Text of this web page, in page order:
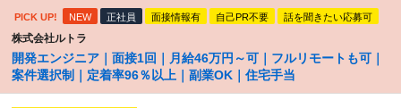
PICK UP! NEW 正社員 面接情報有 自己PR不要 話を聞きたい応募可
株式会社ルトラ
開発エンジニア｜面接1回｜月給46万円～可｜フルリモートも可｜
案件選択制｜定着率96％以上｜副業OK｜住宅手当